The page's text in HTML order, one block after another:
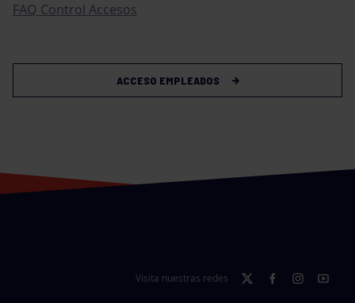
FAQ Control Accesos
ACCESO EMPLEADOS
Visita nuestras redes